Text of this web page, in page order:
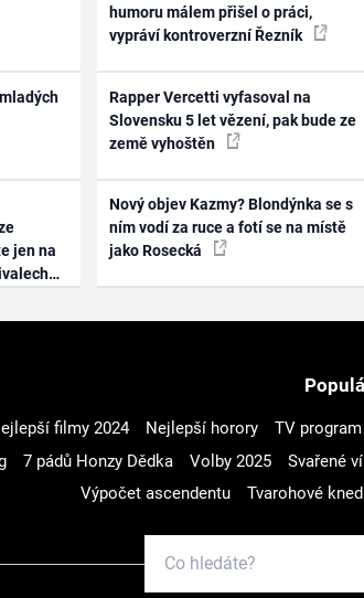
jen na
humoru málem přišel o práci,
vypráví kontroverzní Řezník
Rapper Vercetti vyfasoval na
Slovensku 5 let vězení, pak bude ze
země vyhoštěn
Nový objev Kazmy? Blondýnka se s
ním vodí za ruce a fotí se na místě
jako Rosecká
filmy 2024 Nejlepší horory TV program
7 pádů Honzy Dědka Volby 2025 Svařené
Výpočet ascendentu
Tvarohové